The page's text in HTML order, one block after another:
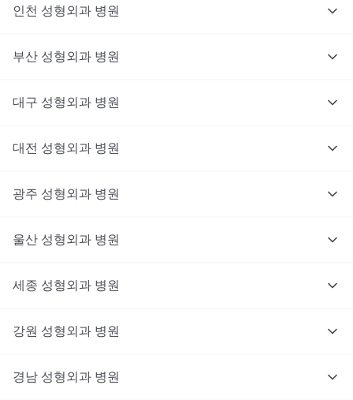
인천 성형외과 병원
부산 성형외과 병원
대구 성형외과 병원
대전 성형외과 병원
광주 성형외과 병원
울산 성형외과 병원
세종 성형외과 병원
강원 성형외과 병원
경남 성형외과 병원